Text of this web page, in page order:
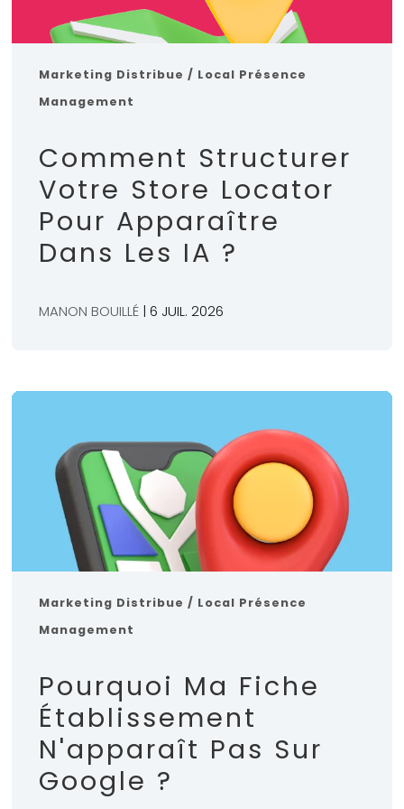
Marketing Distribue / Local Présence
Management
Comment Structurer
Votre Store Locator
Pour Apparaître
Dans Les IA ?
MANON BOUILLÉ | 6 JUIL. 2026
Marketing Distribue / Local Présence
Management
Pourquoi Ma Fiche
Établissement
N'apparaît Pas Sur
Google ?